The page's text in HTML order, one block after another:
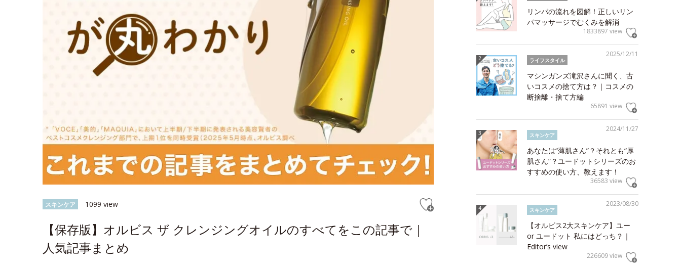
スキンケア 1099 view
【保存版】オルビス ザ クレンジングオイルのすべてをこの記事で｜
人気記事まとめ
リンパの流れを図解！正しいリン
パマッサージでむくみを解消
1833897 view
2025/12/11
ライフスタイル
マシンガンズ滝沢さんに聞く、古
いコスメの捨て方は？｜コスメの
断捨離・捨て方編
65891 view
2024/11/27
スキンケア
あなたは“薄肌さん”？それとも“厚
肌さん”？ユードットシリーズのお
すすめの使い方、教えます！
36583 view
2023/08/30
スキンケア
【オルビス2大スキンケア】ユー
or ユードット 私にはどっち？｜
Editor’s view
226609 view